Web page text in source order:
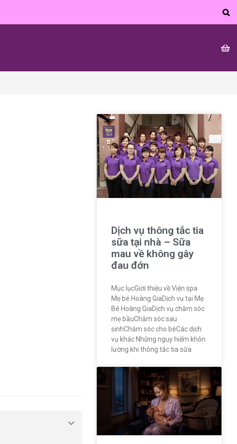
Dịch vụ thông tắc tia
sữa tại nhà – Sữa
mau về không gây
đau đớn
Mục lụcGiới thiệu về Viện spa
Mẹ bé Hoàng GiaDịch vụ tại Mẹ
Bé Hoàng GiaDịch vụ chăm sóc
mẹ bầuChăm sóc sau
sinhChăm sóc cho béCác dịch
vụ khác Những nguy hiểm khôn
lường khi thông tắc tia sữa